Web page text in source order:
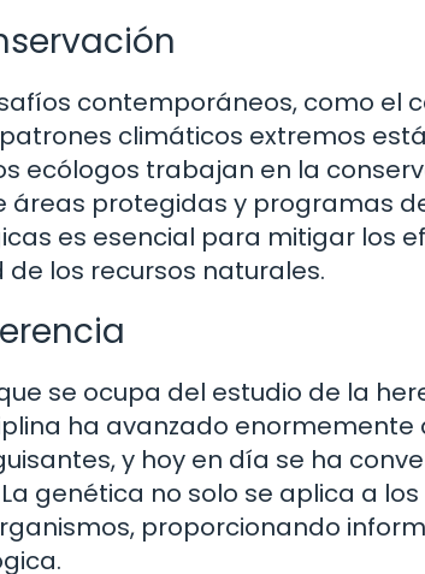
contemporáneos, como el
climáticos extremos
ecólogos trabajan en la
protegidas y programas
es esencial para mitigar los
los recursos naturales.
se ocupa del estudio de la
ha avanzado enormemente
y hoy en día se ha
genética no solo se aplica a los
proporcionando